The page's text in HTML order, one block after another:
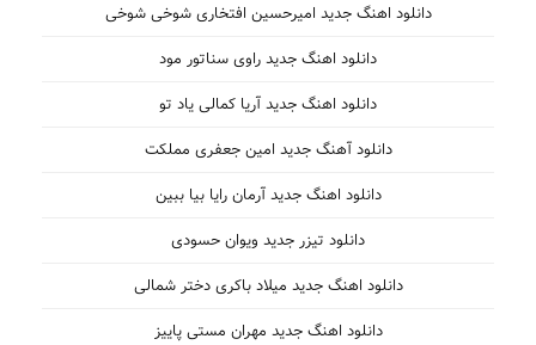
دانلود اهنگ جدید امیرحسین افتخاری شوخی شوخی
دانلود اهنگ جدید راوی سناتور مود
دانلود اهنگ جدید آریا کمالی یاد تو
دانلود آهنگ جدید امین جعفری مملکت
دانلود اهنگ جدید آرمان رایا بیا ببین
دانلود تیزر جدید ویوان حسودی
دانلود اهنگ جدید میلاد باکری دختر شمالی
دانلود اهنگ جدید مهران مستی پاییز